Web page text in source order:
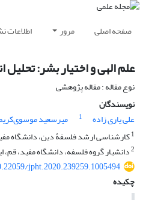
صفحه اصلی مرور اطلاعات
علم الهی و اختیار بشر:
نوع مقاله : مقاله پژوهشی
نویسندگان
علی یاری زاده
1 میرسعید
1کارشناسی ارشد فلسفۀ دین، دانشگاه
2دانشیار گروه فلسفه، دانشگاه مفید، قم،
jpht.2020.239259.1005494
چکیده